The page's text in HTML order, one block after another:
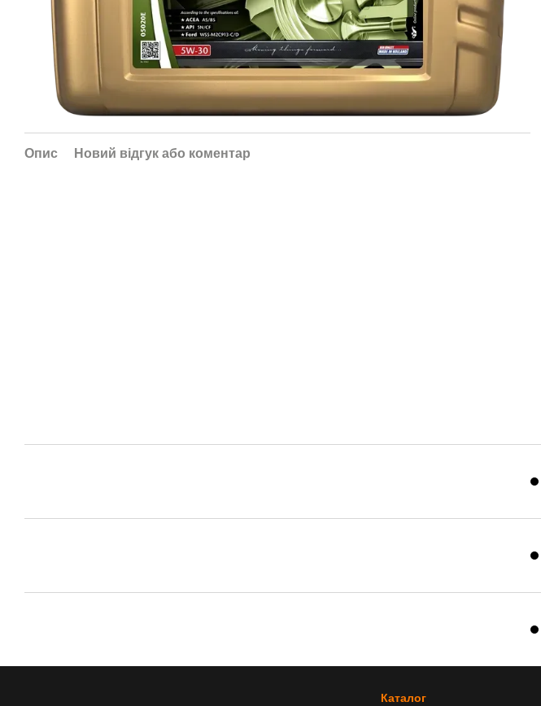
Опис Новий відгук або коментар
Каталог